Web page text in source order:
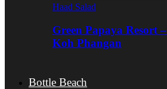
Haad Salad
Green Papaya Resort
Koh Phangan
Bottle Beach